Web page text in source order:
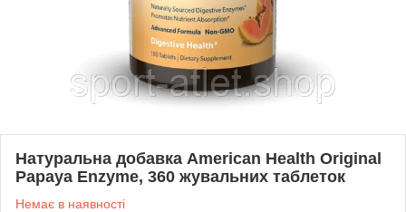
Натуральна добавка American Health Original
Papaya Enzyme, 360 жувальних таблеток
Немає в наявності